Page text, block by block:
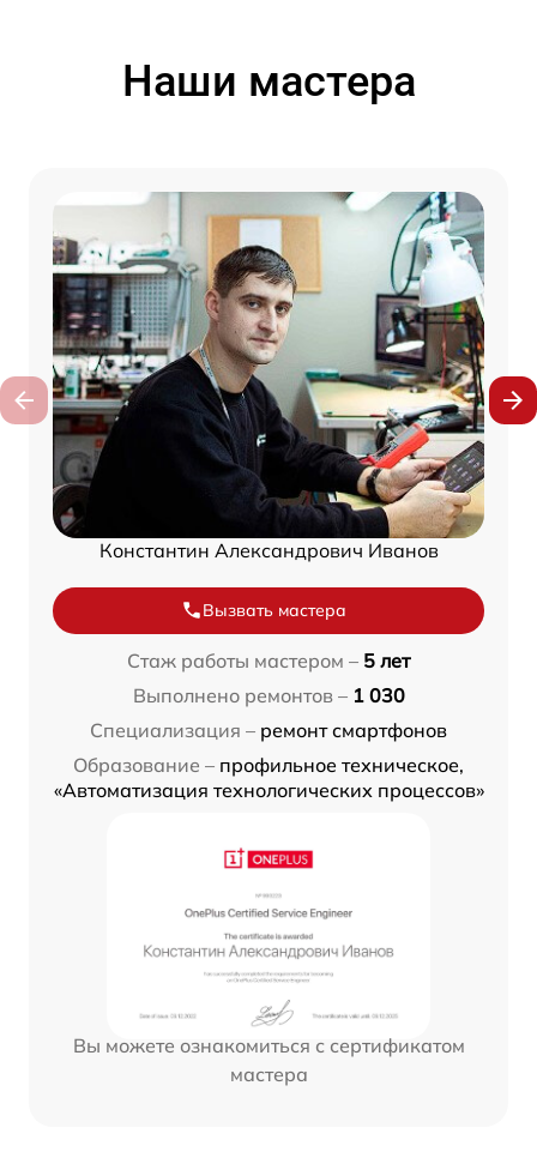
Наши мастера
Константин Александрович Иванов
Вызвать мастера
Стаж работы мастером – 5 лет
Выполнено ремонтов – 1 030
Специализация – ремонт смартфонов
Образование – профильное техническое,
«Автоматизация технологических процессов»
Вы можете ознакомиться с сертификатом
мастера